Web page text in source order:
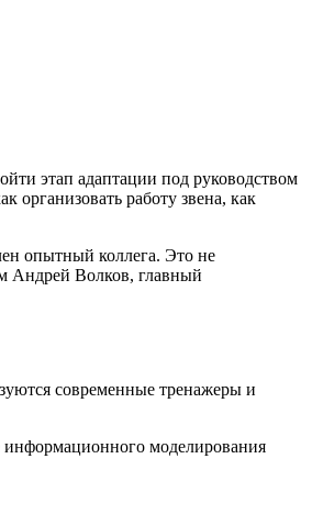
этап адаптации под руководством
организовать работу звена, как
опытный коллега. Это не
Андрей Волков, главный
современные тренажеры и
моделирования